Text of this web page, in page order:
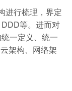
进行梳理，界定
等。进而对
一定义、统一
架构、网络架